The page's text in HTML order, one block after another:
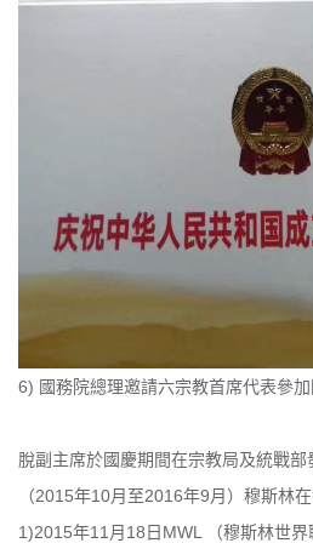
6) 國務院總理邀請六宗教首席代表參
脫副主席於國慶期間在宗教局及統戰
（2015年10月至2016年9月）穆斯林
1)2015年11月18日MWL （穆斯林世